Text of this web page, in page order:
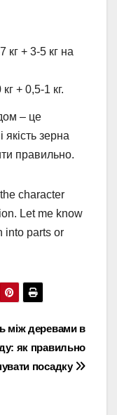
кг + 3-5 кг на
+ 0,5-1 кг.
– це
якість зерна
правильно.
character
Let me know
into parts or
між деревами в
як правильно
посадку